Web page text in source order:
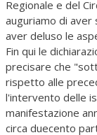
Regionale e del
auguriamo di
aver deluso le
Fin qui le
precisare che
rispetto alle
l'intervento delle
manifestazione
circa duecento